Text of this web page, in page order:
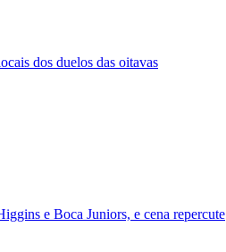
dos duelos das oitavas
e Boca Juniors, e cena repercute